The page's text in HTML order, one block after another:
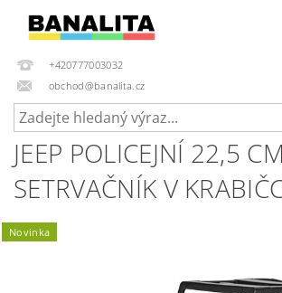
+420777003032
obchod@banalita.cz
JEEP POLICEJNÍ 22,5
SETRVAČNÍK V
Novinka